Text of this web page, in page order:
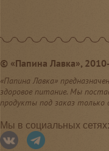
© «Папина Лавка»,
«Папина Лавка»
здоровое питание. Мы
продукты под заказ только
Мы в социальных сетях: